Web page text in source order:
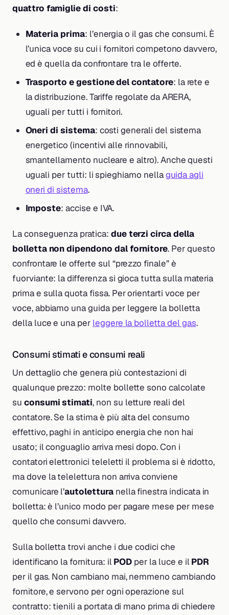
quattro famiglie di costi:
Materia prima: l’energia o il gas che consumi. È
l’unica voce su cui i fornitori competono davvero,
ed è quella da confrontare tra le offerte.
Trasporto e gestione del contatore: la rete e
la distribuzione. Tariffe regolate da ARERA,
uguali per tutti i fornitori.
Oneri di sistema: costi generali del sistema
energetico (incentivi alle rinnovabili,
smantellamento nucleare e altro). Anche questi
uguali per tutti: li spieghiamo nellaguida agli
oneri di sistema.
Imposte: accise e IVA.
La conseguenza pratica: due terzi circa della
bolletta non dipendono dal fornitore. Per questo
confrontare le offerte sul “prezzo finale” è
fuorviante: la differenza si gioca tutta sulla materia
prima e sulla quota fissa. Per orientarti voce per
voce, abbiamo una guida per leggere la bolletta
della luce e una per leggere la bolletta del gas.
Consumi stimati e consumi reali
Un dettaglio che genera più contestazioni di
qualunque prezzo: molte bollette sono calcolate
su consumi stimati, non su letture reali del
contatore. Se la stima è più alta del consumo
effettivo, paghi in anticipo energia che non hai
usato; il conguaglio arriva mesi dopo. Con i
contatori elettronici teleletti il problema si è ridotto,
ma dove la telelettura non arriva conviene
comunicare l’autoletturanella finestra indicata in
bolletta: è l’unico modo per pagare mese per mese
quello che consumi davvero.
Sulla bolletta trovi anche i due codici che
identificano la fornitura: ilPOD per la luce e ilPDR
per il gas. Non cambiano mai, nemmeno cambiando
fornitore, e servono per ogni operazione sul
contratto: tienili a portata di mano prima di chiedere